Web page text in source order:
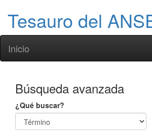
Tesauro del
Inicio
Búsqueda avanzada
¿Qué buscar?